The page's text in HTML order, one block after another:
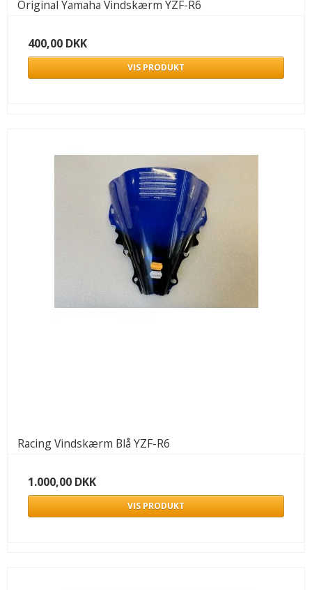
Original Yamaha Vindskærm YZF-R6
400,00 DKK
VIS PRODUKT
Racing Vindskærm Blå YZF-R6
1.000,00 DKK
VIS PRODUKT